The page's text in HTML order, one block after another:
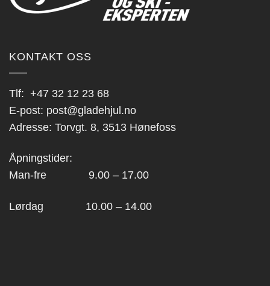
produktsiden
KONTAKT OSS
Tlf: +47 32 12 23 68
E-post: post@gladehjul.no
Adresse: Torvgt. 8, 3513 Hønefoss
Åpningstider:
Man-fre 9.00 – 17.00
Lørdag 10.00 – 14.00